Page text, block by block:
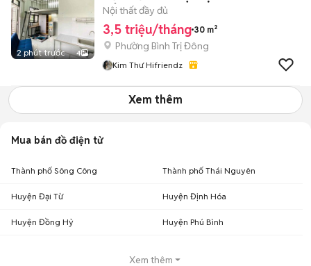
2 phút trước 4
CÔNG THƯƠNG
Nội thất đầy đủ
3,5 triệu/tháng 30 m²
Phường Bình Trị Đông
Kim Thư Hifriendz
Xem thêm
Mua bán đồ điện tử
Thành phố Sông Công Thành phố Thái Nguyên
Huyện Đại Từ Huyện Định Hóa
Huyện Đồng Hỷ Huyện Phú Bình
Xem thêm